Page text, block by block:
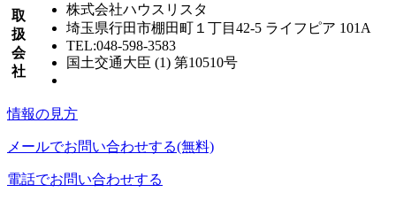
取
扱
会
社
株式会社ハウスリスタ
埼玉県行田市棚田町１丁目42-5 ライフピア 101A
TEL:048-598-3583
国土交通大臣 (1) 第10510号
情報の見方
メールでお問い合わせする(無料)
電話でお問い合わせする